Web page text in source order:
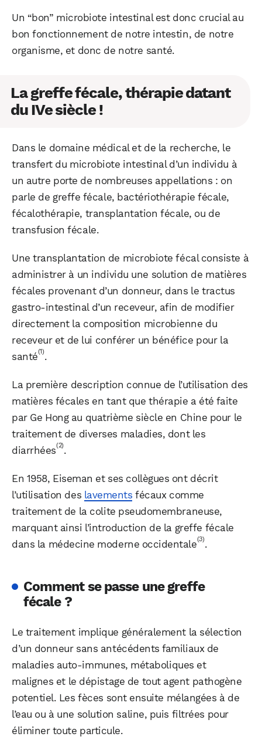
Un “bon” microbiote intestinal est donc crucial au
bon fonctionnement de notre intestin, de notre
organisme, et donc de notre santé.
La greffe fécale, thérapie datant
du IVe siècle !
Dans le domaine médical et de la recherche, le
transfert du microbiote intestinal d’un individu à
un autre porte de nombreuses appellations : on
parle de greffe fécale, bactériothérapie fécale,
fécalothérapie, transplantation fécale, ou de
transfusion fécale.
Une transplantation de microbiote fécal consiste à
administrer à un individu une solution de matières
fécales provenant d’un donneur, dans le tractus
gastro-intestinal d’un receveur, afin de modifier
directement la composition microbienne du
receveur et de lui conférer un bénéfice pour la
santé(1).
La première description connue de l’utilisation des
matières fécales en tant que thérapie a été faite
par Ge Hong au quatrième siècle en Chine pour le
traitement de diverses maladies, dont les
diarrhées(2).
En 1958, Eiseman et ses collègues ont décrit
l’utilisation des lavements fécaux comme
traitement de la colite pseudomembraneuse,
marquant ainsi l’introduction de la greffe fécale
dans la médecine moderne occidentale(3).
Comment se passe une greffe
fécale ?
Le traitement implique généralement la sélection
d’un donneur sans antécédents familiaux de
maladies auto-immunes, métaboliques et
malignes et le dépistage de tout agent pathogène
potentiel. Les fèces sont ensuite mélangées à de
l’eau ou à une solution saline, puis filtrées pour
éliminer toute particule.